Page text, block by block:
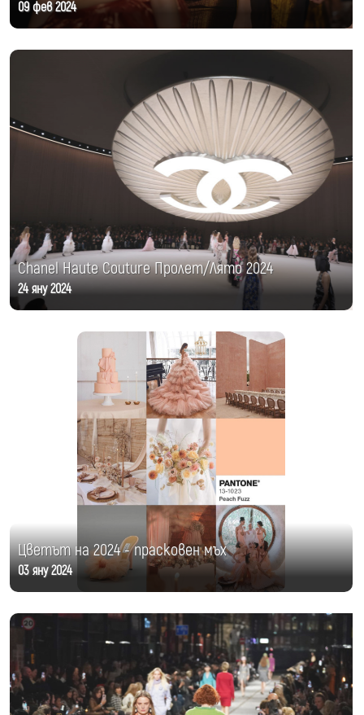
09 фев 2024
Chanel Haute Couture Пролет/Лято 2024
24 яну 2024
Цветът на 2024 - прасковен мъх
03 яну 2024